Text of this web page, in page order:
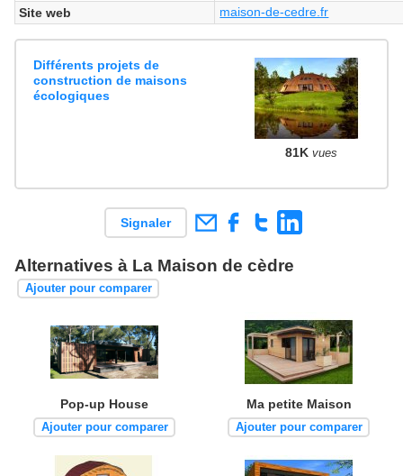
Site web
maison-de-cedre.fr
Différents projets de
construction de maisons
écologiques
81K vues
Signaler
Alternatives à La Maison de cèdre
Ajouter pour comparer
Pop-up House
Ajouter pour comparer
Ma petite Maison
Ajouter pour comparer